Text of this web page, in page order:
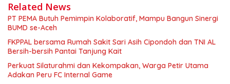
Related News
PT PEMA Butuh Pemimpin Kolaboratif, Mampu Bangun Sinergi
BUMD se-Aceh
FKPPAL bersama Rumah Sakit Sari Asih Cipondoh dan TNI AL
Bersih-bersih Pantai Tanjung Kait
Perkuat Silaturahmi dan Kekompakan, Warga Petir Utama
Adakan Peru FC Internal Game